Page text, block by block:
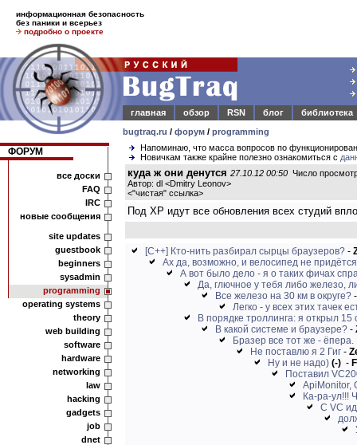
информационная безопасность
без паники и всерьез
подробно о проекте
главная
обзор RSN блог
библиотека
bugtraq.ru / форум / programming
ФОРУМ
все доски
FAQ
IRC
новые сообщения
site updates
guestbook
beginners
sysadmin
programming
operating systems
theory
web building
software
hardware
networking
law
hacking
gadgets
job
dnet
Напоминаю, что масса вопросов по
Новичкам также крайне полезно ознакомиться с
куда ж они денутся 27.10.12 00:50 Число
Автор: dl <Dmitry Leonov>
<"чистая" ссылка>
Под XP идут все обновления всех студий
[C++] Кто-нить разбирал сырцы браузеров? -
Ах да, возможно, и велосипед не
А вот было дело - я о таких фичах
Да, глючное у тебя либо железо,
Все железо на 30 км в округе?
Легко - у всех этих тачек
В порядке троллинга: я открыл 15
В какой системе и браузере? -
Бразер все тот же -
Не поставлю я 2 Гиг -
Ну и не надо) (-) -
Поставил
ApiMonitor,
Ка-ра-ул!!!
С VC